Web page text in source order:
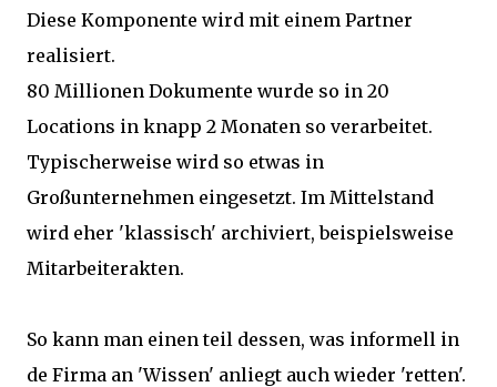
Diese Komponente wird mit einem Partner
realisiert.
80 Millionen Dokumente wurde so in 20
Locations in knapp 2 Monaten so verarbeitet.
Typischerweise wird so etwas in
Großunternehmen eingesetzt. Im Mittelstand
wird eher 'klassisch' archiviert, beispielsweise
Mitarbeiterakten.
So kann man einen teil dessen, was informell in
de Firma an 'Wissen' anliegt auch wieder 'retten'.